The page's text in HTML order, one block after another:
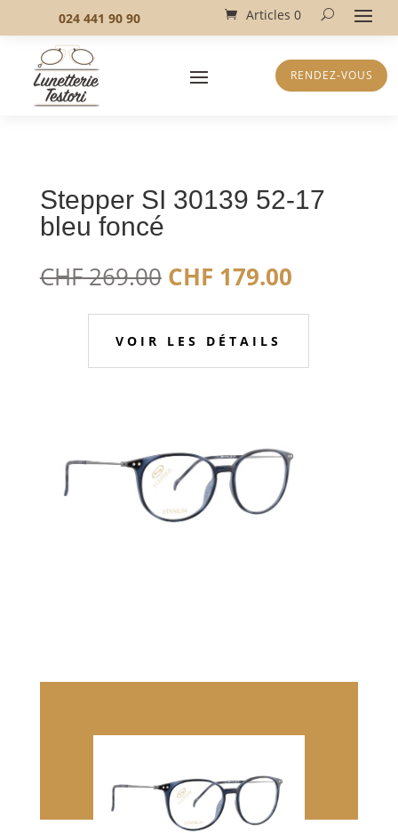
024 441 90 90 Articles 0
RENDEZ-VOUS
Stepper SI 30139 52-17
bleu foncé
CHF269.00 Le
prix
initial
était :
CHF 179.00Le
actuel
VOIR LES DÉTAILS